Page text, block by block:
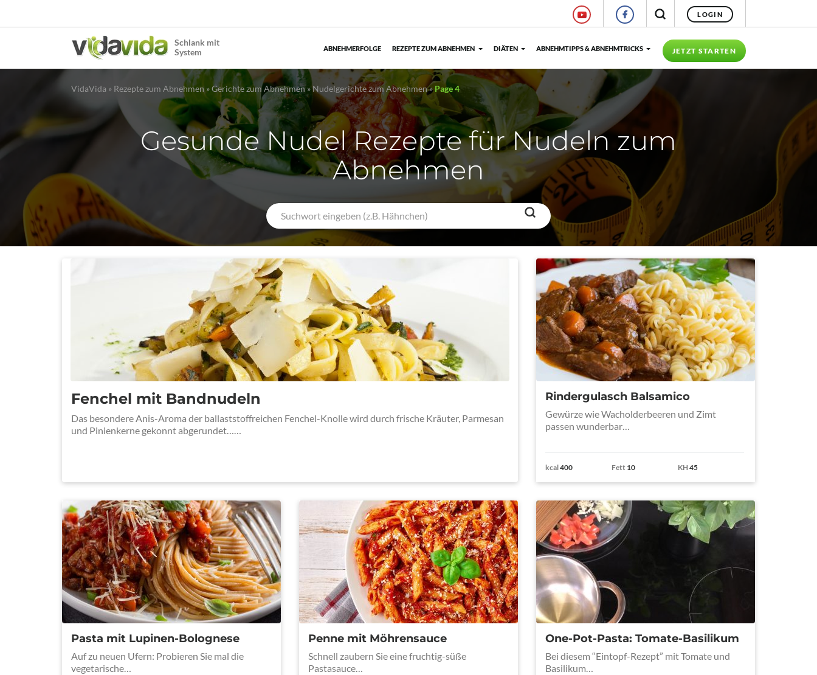
LOGIN
Schlank mit
System
JETZT STARTEN
ABNEHMERFOLGE REZEPTE ZUM ABNEHMEN DIÄTEN ABNEHMTIPPS & ABNEHMTRICKS
VidaVida » Rezepte zum Abnehmen »Gerichte zum Abnehmen»Nudelgerichte zum Abnehmen»Page 4
Gesunde Nudel Rezepte für Nudeln zum
Abnehmen
Fenchel mit Bandnudeln
Das besondere Anis-Aroma der ballaststoffreichen Fenchel-Knolle wird durch frische Kräuter, Parmesan
und Pinienkerne gekonnt abgerundet……
Rindergulasch Balsamico
Gewürze wie Wacholderbeeren und Zimt
passen wunderbar…
kcal400 Fett 10 KH45
Pasta mit Lupinen-Bolognese
Auf zu neuen Ufern: Probieren Sie mal die
vegetarische…
Penne mit Möhrensauce
Schnell zaubern Sie eine fruchtig-süße
Pastasauce…
One-Pot-Pasta: Tomate-Basilikum
Bei diesem “Eintopf-Rezept” mit Tomate und
Basilikum…